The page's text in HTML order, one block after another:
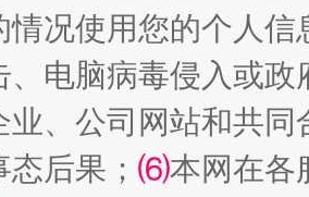
赛在茂县开幕 规模
情况使用您的个人
、电脑病毒侵入或
业、公司网站和共
后果； ⑹本网在各